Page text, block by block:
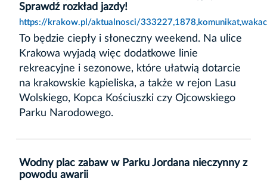
Sprawdź rozkład jazdy!
https://krakow.pl/aktualnosci/
To będzie ciepły i słoneczny weekend. Na ulice
Krakowa wyjadą więc dodatkowe linie
rekreacyjne i sezonowe, które ułatwią dotarcie
na krakowskie kąpieliska, a także w rejon Lasu
Wolskiego, Kopca Kościuszki czy Ojcowskiego
Parku Narodowego.
Wodny plac zabaw w Parku Jordana nieczynny z
powodu awarii